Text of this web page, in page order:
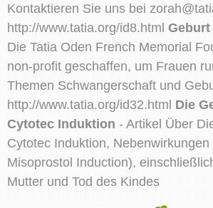
Kontaktieren Sie uns bei
http://www.tatia.org/id8.html
Die Tatia Oden French Memorial
non-profit geschaffen, um Frauen
Themen Schwangerschaft und
http://www.tatia.org/id32.html Die
Cytotec Induktion - Artikel Über
Cytotec Induktion,
Misoprostol Induction),
Mutter und Tod des Kindes